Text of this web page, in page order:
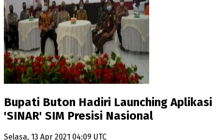
Bupati Buton Hadiri Launching Aplikasi
'SINAR' SIM Presisi Nasional
Selasa, 13 Apr 2021 04:09 UTC